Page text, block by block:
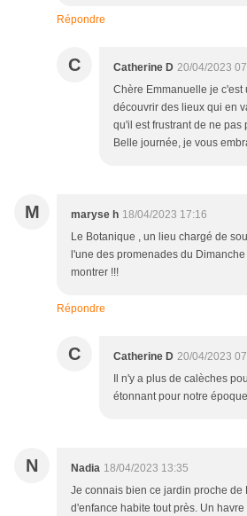
Répondre
C Catherine D 20/04/2023
Chère Emmanuelle je c'est
découvrir des lieux qui en
qu'il est frustrant de ne pas
Belle journée, je vous
M maryse h 18/04/2023 17:16
Le Botanique , un lieu chargé de
l'une des promenades du
montrer !!!
Répondre
C Catherine D 20/04/2023
Il n'y a plus de calèches
étonnant pour notre
N Nadia 18/04/2023 13:35
Je connais bien ce jardin proche de
d'enfance habite tout près. Un havre